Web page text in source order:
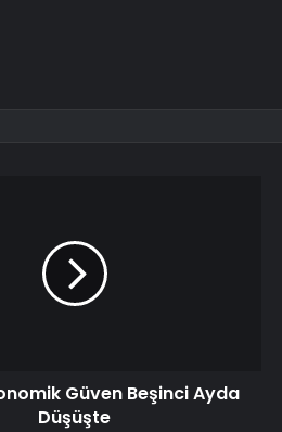
Güven Beşinci Ayda
Düşüşte